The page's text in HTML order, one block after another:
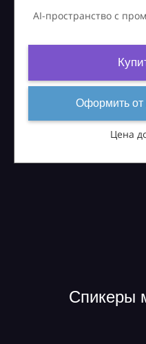
AI-пространство с
Оформить от
Цена
Спикеры